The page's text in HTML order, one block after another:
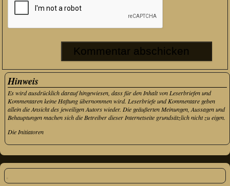
Hinweis
Es wird ausdrücklich darauf hingewiesen, dass für den Inhalt von Leserbriefen und
Kommentaren keine Haftung übernommen wird. Leserbriefe und Kommentare geben
allein die Ansicht des jeweiligen Autors wieder. Die geäußerten Meinungen, Aussagen und
Behauptungen machen sich die Betreiber dieser Internetseite grundsätzlich nicht zu eigen.
Die Initiatoren